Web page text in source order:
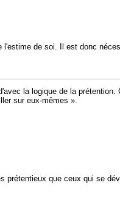
de soi. Il est donc
la logique de la
sur eux-mêmes ».
que ceux qui se